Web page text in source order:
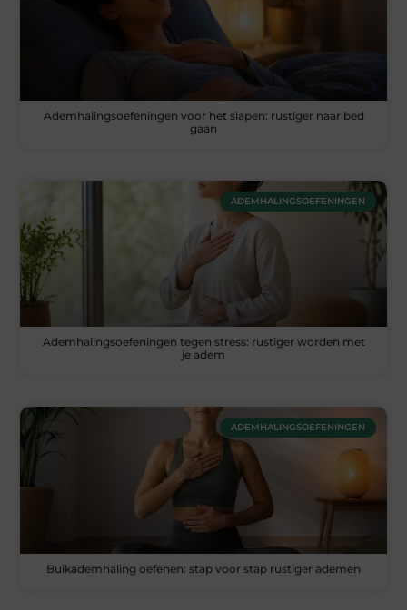
Ademhalingsoefeningen voor het slapen: rustiger naar bed
gaan
ADEMHALINGSOEFENINGEN
Ademhalingsoefeningen tegen stress: rustiger worden met
je adem
ADEMHALINGSOEFENINGEN
Buikademhaling oefenen: stap voor stap rustiger ademen